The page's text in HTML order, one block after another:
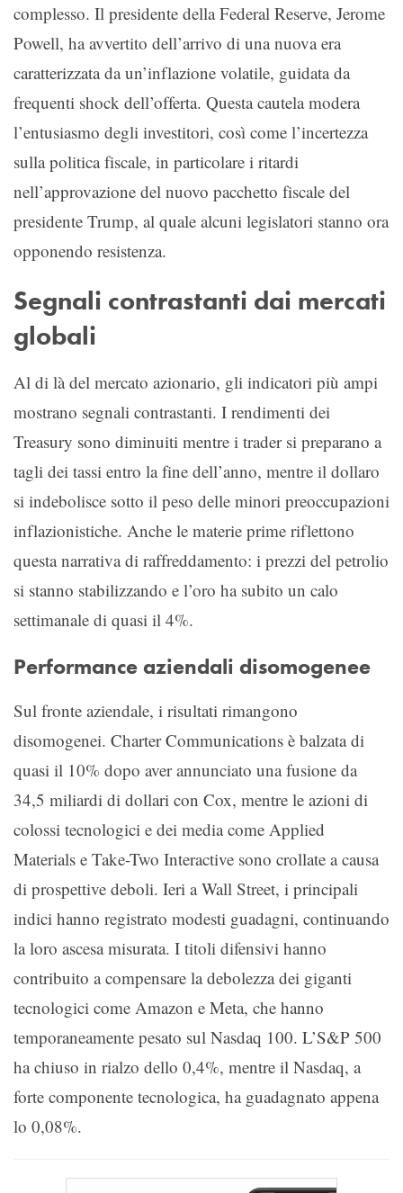
complesso. Il presidente della Federal Reserve, Jerome
Powell, ha avvertito dell’arrivo di una nuova era
caratterizzata da un’inflazione volatile, guidata da
frequenti shock dell’offerta. Questa cautela modera
l’entusiasmo degli investitori, così come l’incertezza
sulla politica fiscale, in particolare i ritardi
nell’approvazione del nuovo pacchetto fiscale del
presidente Trump, al quale alcuni legislatori stanno ora
opponendo resistenza.
Segnali contrastanti dai mercati
globali
Al di là del mercato azionario, gli indicatori più ampi
mostrano segnali contrastanti. I rendimenti dei
Treasury sono diminuiti mentre i trader si preparano a
tagli dei tassi entro la fine dell’anno, mentre il dollaro
si indebolisce sotto il peso delle minori preoccupazioni
inflazionistiche. Anche le materie prime riflettono
questa narrativa di raffreddamento: i prezzi del petrolio
si stanno stabilizzando e l’oro ha subito un calo
settimanale di quasi il 4%.
Performance aziendali disomogenee
Sul fronte aziendale, i risultati rimangono
disomogenei. Charter Communications è balzata di
quasi il 10% dopo aver annunciato una fusione da
34,5 miliardi di dollari con Cox, mentre le azioni di
colossi tecnologici e dei media come Applied
Materials e Take-Two Interactive sono crollate a causa
di prospettive deboli. Ieri a Wall Street, i principali
indici hanno registrato modesti guadagni, continuando
la loro ascesa misurata. I titoli difensivi hanno
contribuito a compensare la debolezza dei giganti
tecnologici come Amazon e Meta, che hanno
temporaneamente pesato sul Nasdaq 100. L’S&P 500
ha chiuso in rialzo dello 0,4%, mentre il Nasdaq, a
forte componente tecnologica, ha guadagnato appena
lo 0,08%.